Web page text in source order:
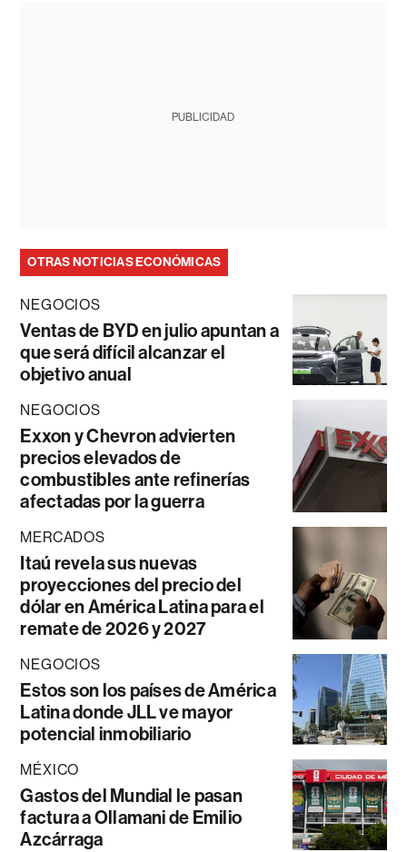
PUBLICIDAD
OTRAS NOTICIAS ECONÓMICAS
NEGOCIOS
Ventas de BYD en julio apuntan a
que será difícil alcanzar el
objetivo anual
NEGOCIOS
Exxon y Chevron advierten
precios elevados de
combustibles ante refinerías
afectadas por la guerra
MERCADOS
Itaú revela sus nuevas
proyecciones del precio del
dólar en América Latina para el
remate de 2026 y 2027
NEGOCIOS
Estos son los países de América
Latina donde JLL ve mayor
potencial inmobiliario
MÉXICO
Gastos del Mundial le pasan
factura a Ollamani de Emilio
Azcárraga